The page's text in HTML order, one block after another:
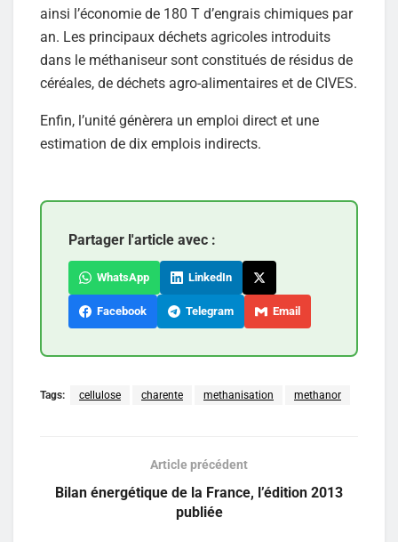
ainsi l’économie de 180 T d’engrais chimiques par
an. Les principaux déchets agricoles introduits
dans le méthaniseur sont constitués de résidus de
céréales, de déchets agro-alimentaires et de CIVES.
Enfin, l’unité génèrera un emploi direct et une
estimation de dix emplois indirects.
Partager l'article avec :
WhatsApp LinkedIn
Facebook Telegram Email
Tags: cellulose charente methanisation methanor
Article précédent
Bilan énergétique de la France, l’édition 2013
publiée